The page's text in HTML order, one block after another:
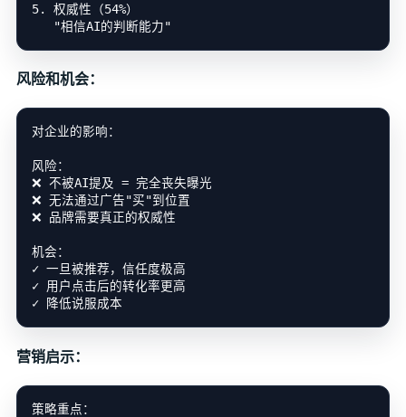
5. 权威性（54%）
风险和机会：
对企业的影响：
风险：
❌ 不被AI提及 = 完全丧失曝光
❌ 无法通过广告"买"到位置
❌ 品牌需要真正的权威性
机会：
✓ 一旦被推荐，信任度极高
✓ 用户点击后的转化率更高
营销启示：
策略重点：